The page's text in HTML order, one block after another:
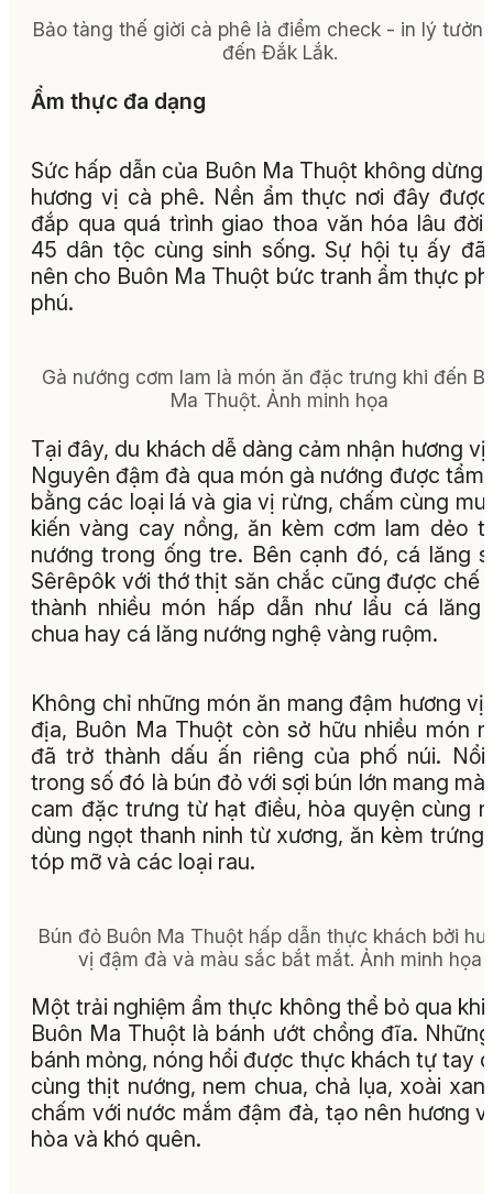
Bảo tàng thế giời cà phê là điểm check - in lý
đến Đắk Lắk.
Ẩm thực đa dạng
Sức hấp dẫn của Buôn Ma Thuột không dừng
hương vị cà phê. Nền ẩm thực nơi đây
đắp qua quá trình giao thoa văn hóa lâu đời
45 dân tộc cùng sinh sống. Sự hội tụ ấy
nên cho Buôn Ma Thuột bức tranh ẩm thực
phú.
Gà nướng cơm lam là món ăn đặc trưng khi đến
Ma Thuột. Ảnh minh họa
Tại đây, du khách dễ dàng cảm nhận hương vị
Nguyên đậm đà qua món gà nướng được tẩm
bằng các loại lá và gia vị rừng, chấm cùng
kiến vàng cay nồng, ăn kèm cơm lam dẻo
nướng trong ống tre. Bên cạnh đó, cá lăng
Sêrêpôk với thớ thịt săn chắc cũng được chế
thành nhiều món hấp dẫn như lẩu cá lăng
chua hay cá lăng nướng nghệ vàng ruộm.
Không chỉ những món ăn mang đậm hương vị
địa, Buôn Ma Thuột còn sở hữu nhiều món
đã trở thành dấu ấn riêng của phố núi. Nổi
trong số đó là bún đỏ với sợi bún lớn mang
cam đặc trưng từ hạt điều, hòa quyện cùng
dùng ngọt thanh ninh từ xương, ăn kèm trứng
tóp mỡ và các loại rau.
Bún đỏ Buôn Ma Thuột hấp dẫn thực khách bởi
vị đậm đà và màu sắc bắt mắt. Ảnh minh họa
Một trải nghiệm ẩm thực không thể bỏ qua khi
Buôn Ma Thuột là bánh ướt chồng đĩa.
bánh mỏng, nóng hổi được thực khách tự tay
cùng thịt nướng, nem chua, chả lụa, xoài
chấm với nước mắm đậm đà, tạo nên hương
hòa và khó quên.